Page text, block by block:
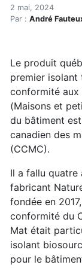
Accueil
Articles
Le
2 mai, 2024
Par : André
Le produit
premier isolant
conformité aux
(Maisons et
du bâtiment
canadien des
(CCMC).
Il a fallu quatre
fabricant
fondée en
conformité du
Mat était
isolant
pour le